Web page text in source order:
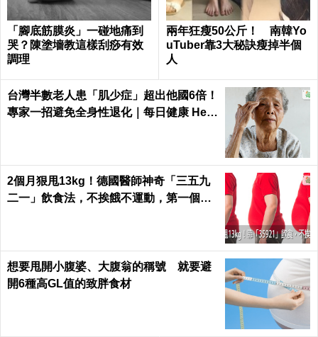
「腳底筋膜炎」一碰地痛到
哭？陳塗墻教這樣刮痧有效
調理
兩年狂瘦50公斤！ 南韓Yo
uTuber靠3大秘訣瘦掉半個
人
台灣半數老人患「肌少症」超出他國6倍！
專家一招避免全身性退化｜每日健康 Heal
2個月狠甩13kg！德國醫師神奇「三五九
二一」飲食法，不挨餓不運動，第一個月
想要甩開小腹婆、大腹翁的稱號 就要避
開6種高GL值的致胖食材